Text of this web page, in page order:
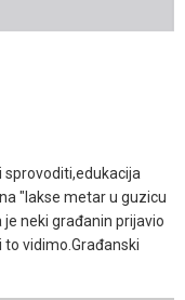
sprovoditi,edukacija
"lakse metar u guzicu
neki građanin prijavio
vidimo.Građanski